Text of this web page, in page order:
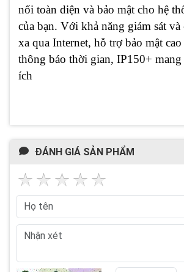
nối toàn diện và bảo mật cho hệ
của bạn. Với khả năng giám sát
xa qua Internet, hỗ trợ bảo mật
thông báo thời gian, IP150+
ích
ĐÁNH GIÁ SẢN PHẨM